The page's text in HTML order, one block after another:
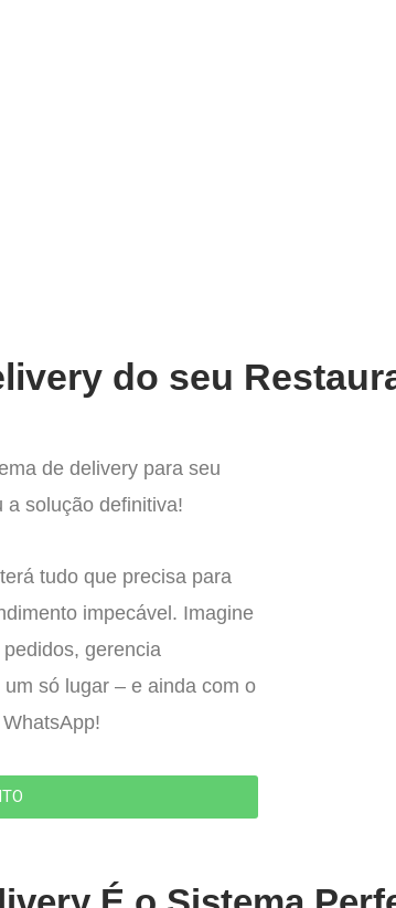
do seu
de delivery para seu
a solução definitiva!
tudo que precisa para
impecável. Imagine
gerencia
só lugar – e ainda com o